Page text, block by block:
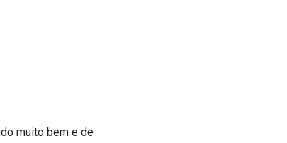
muito bem e de